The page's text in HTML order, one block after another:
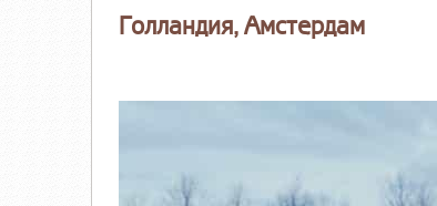
Голландия, Амстердам